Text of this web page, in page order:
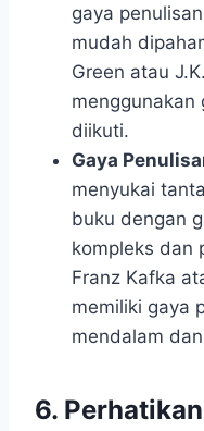
gaya
mudah
Green atau
menggunakan
diikuti.
Gaya
menyukai
buku dengan
kompleks dan
Franz Kafka
memiliki gaya
mendalam
6.